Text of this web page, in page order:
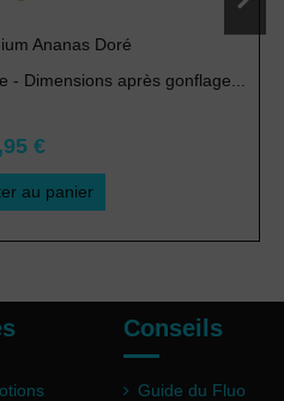
Ananas Doré
- Dimensions après gonflage...
€
au panier
Conseils
Guide du Fluo